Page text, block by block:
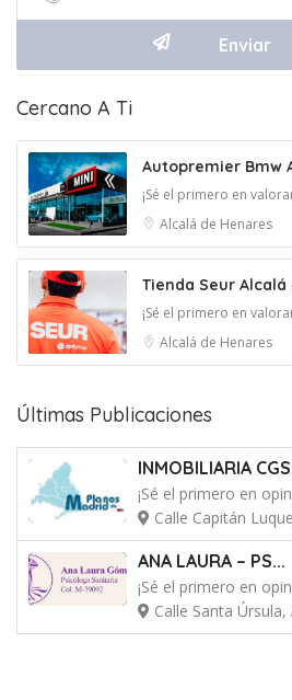
Cercano A Ti
Autopremier Bmw
¡Sé el primero en
Alcalá de Henares
Tienda Seur Alcalá
¡Sé el primero en
Alcalá de Henares
Últimas Publicaciones
INMOBILIARIA
¡Sé el primero en
Calle Capitán
ANA LAURA – PS...
¡Sé el primero en
Calle Santa Úrsula,